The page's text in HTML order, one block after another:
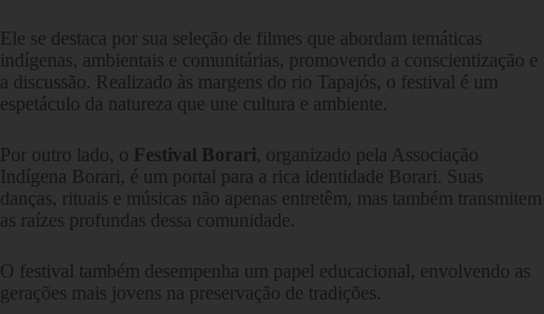
Ele se destaca por sua seleção de filmes que abordam temáticas
indígenas, ambientais e comunitárias, promovendo a conscientização e
a discussão. Realizado às margens do rio Tapajós, o festival é um
espetáculo da natureza que une cultura e ambiente.
Por outro lado, o Festival Borari , organizado pela Associação
Indígena Borari, é um portal para a rica identidade Borari. Suas
danças, rituais e músicas não apenas entretêm, mas também transmitem
as raízes profundas dessa comunidade.
O festival também desempenha um papel educacional, envolvendo as
gerações mais jovens na preservação de tradições.